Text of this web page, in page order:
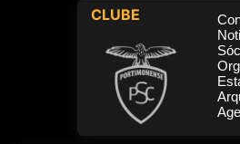
CLUBE